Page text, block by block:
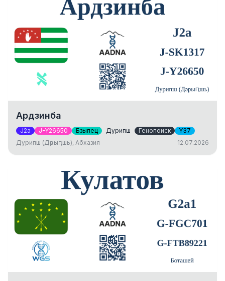
Ардзинба
J2a J-Y26650 Бзыпец Дурипш Генопоиск
Y37
Дурипш (Дәрыԥшь), Абхазия
12.07.2026